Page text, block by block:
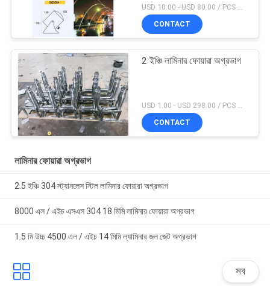
CONTACT
2 ইঞ্চি লামিনার ফোয়ারা অগ্রভাগ
CONTACT
লামিনার ফোয়ারা অগ্রভাগ
2.5 ইঞ্চি 304 স্ট্যানলেস স্টিল লামিনার ফোয়ারা অগ্রভাগ
8000 এল / এইচ এসএস 304 18 মিমি লামিনার ফোয়ারা অগ্রভাগ
1.5 মি উচ্চ 4500 এল / এইচ 14 মিমি ল্যামিনার জল জেট অগ্রভাগ
সব